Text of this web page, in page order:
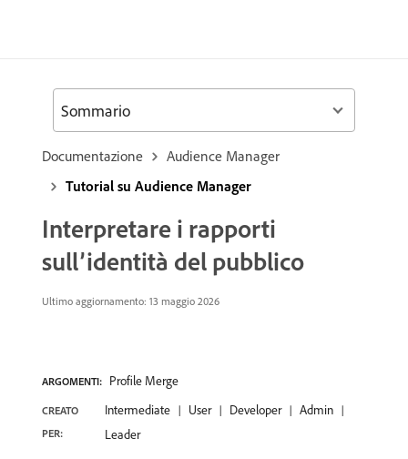
Documentazione
Audience Manager
Tutorial su Audience Manager
Interpretare i rapporti
sull’identità del pubblico
Ultimo aggiornamento: 13 maggio 2026
ARGOMENTI: Profile Merge
CREATO
PER:
Intermediate User Developer
Admin
Leader
Sommario